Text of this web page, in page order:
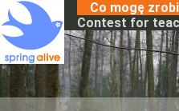
k
i
p
t
o
m
Co mogę
Contest for